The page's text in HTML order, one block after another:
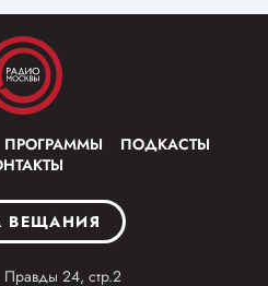
ПРОГРАММЫ
ПОДКАСТЫ
ВЕЩАНИЯ
24, стр.2